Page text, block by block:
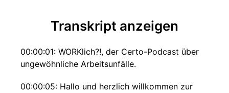
Transkript anzeigen
00:00:01: WORKlich?!, der Certo-Podcast über
ungewöhnliche Arbeitsunfälle.
00:00:05: Hallo und herzlich willkommen zur